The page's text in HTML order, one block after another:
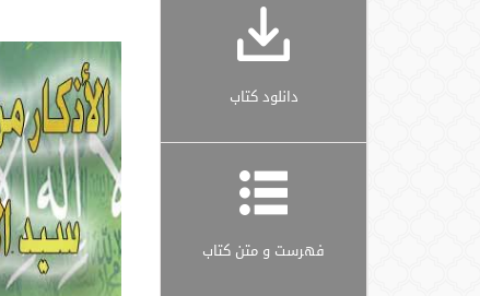
دانلود کتاب
فهرست و متن کتاب